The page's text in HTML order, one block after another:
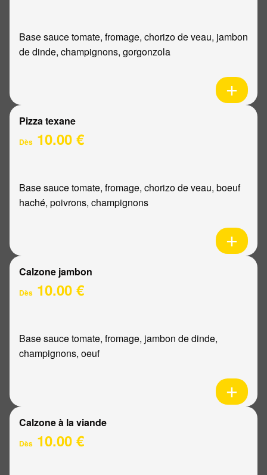
Base sauce tomate, fromage, chorizo de veau, jambon
de dinde, champignons, gorgonzola
Pizza texane
Dès 10.00 €
Base sauce tomate, fromage, chorizo de veau, boeuf
haché, poivrons, champignons
Calzone jambon
Dès 10.00 €
Base sauce tomate, fromage, jambon de dinde,
champignons, oeuf
Calzone à la viande
Dès 10.00 €